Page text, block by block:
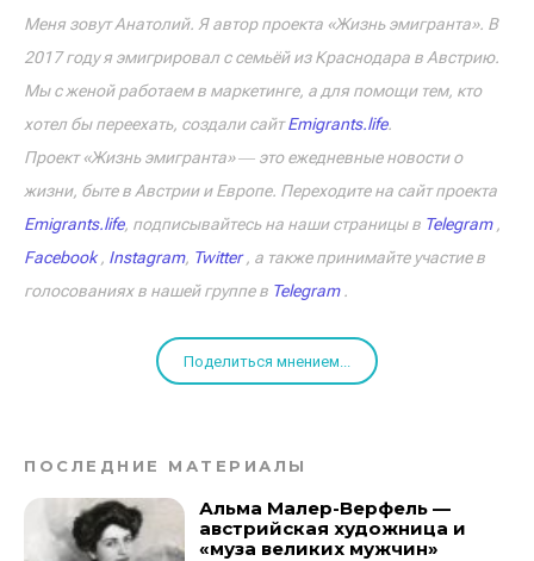
Меня зовут Анатолий. Я автор проекта «Жизнь эмигранта». В
2017 году я эмигрировал с семьёй из Краснодара в Австрию.
Мы с женой работаем в маркетинге, а для помощи тем, кто
хотел бы переехать, создали сайтEmigrants.life.
Проект «Жизнь эмигранта» ― это ежедневные новости о
жизни, быте в Австрии и Европе. Переходите на сайт проекта
Emigrants.life, подписывайтесь на наши страницы в Telegram,
Facebook, Instagram, Twitter, а также принимайте участие в
голосованиях в нашей группе в Telegram.
Поделиться мнением...
ПОСЛЕДНИЕ МАТЕРИАЛЫ
Альма Малер-Верфель —
австрийская художница и
«муза великих мужчин»